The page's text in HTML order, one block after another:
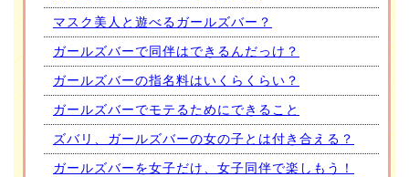
マスク美人と遊べるガールズバー？
ガールズバーで同伴はできるんだっけ？
ガールズバーの指名料はいくらくらい？
ガールズバーでモテるためにできること
ズバリ、ガールズバーの女の子とは付き合える？
ガールズバーを女子だけ、女子同伴で楽しもう！